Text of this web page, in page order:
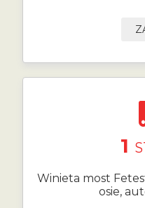
1
Winieta most
osie,